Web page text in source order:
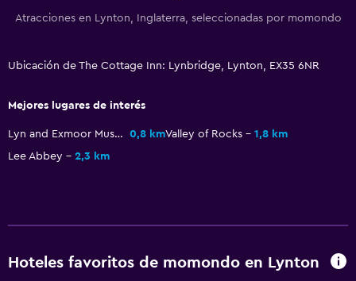
Atracciones en Lynton, Inglaterra, seleccionadas por momondo
Ubicación de The Cottage Inn: Lynbridge, Lynton, EX35 6NR
Mejores lugares de interés
Lyn and Exmoor Museum 0,8 kmValley of Rocks
1,8 km
Lee Abbey
2,3 km
Hoteles favoritos de momondo en Lynton